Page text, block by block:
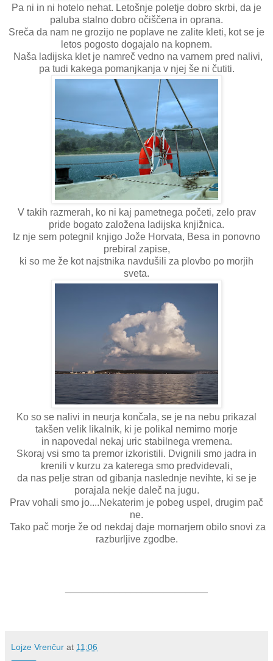
Pa ni in ni hotelo nehat. Letošnje poletje dobro skrbi, da je
paluba stalno dobro očiščena in oprana.
Sreča da nam ne grozijo ne poplave ne zalite kleti, kot se je
letos pogosto dogajalo na kopnem.
Naša ladijska klet je namreč vedno na varnem pred nalivi,
pa tudi kakega pomanjkanja v njej še ni čutiti.
V takih razmerah, ko ni kaj pametnega početi, zelo prav
pride bogato založena ladijska knjižnica.
Iz nje sem potegnil knjigo Jože Horvata, Besa in ponovno
prebiral zapise,
ki so me že kot najstnika navdušili za plovbo po morjih
sveta.
Ko so se nalivi in neurja končala, se je na nebu prikazal
takšen velik likalnik, ki je polikal nemirno morje
in napovedal nekaj uric stabilnega vremena.
Skoraj vsi smo ta premor izkoristili. Dvignili smo jadra in
krenili v kurzu za katerega smo predvidevali,
da nas pelje stran od gibanja naslednje nevihte, ki se je
porajala nekje daleč na jugu.
Prav vohali smo jo....Nekaterim je pobeg uspel, drugim pač
ne.
Tako pač morje že od nekdaj daje mornarjem obilo snovi za
razburljive zgodbe.
Lojze Vrenčur at 11:06